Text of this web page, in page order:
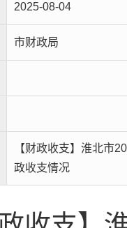
2025-08-04
市财政局
【财政收支】淮北市
政收支情况